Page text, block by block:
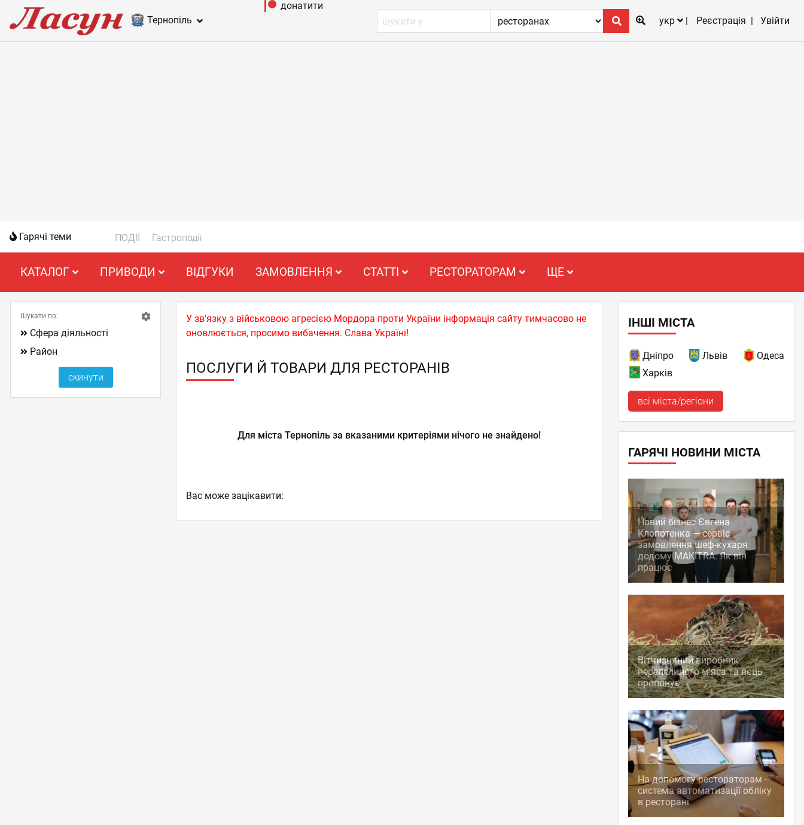
Тернопіль
донатити
укр
Реєстрація Увійти
Гарячі теми ПОДІЇ Гастроподії
КАТАЛОГ ПРИВОДИ ВІДГУКИ ЗАМОВЛЕННЯ СТАТТІ РЕСТОРАТОРАМ ЩЕ
У зв'язку з військовою агресією Мордора проти України інформація сайту тимчасово не
оновлюється, просимо вибачення. Слава Україні!
ПОСЛУГИ Й ТОВАРИ ДЛЯ РЕСТОРАНІВ
Для міста Тернопіль за вказаними критеріями нічого не знайдено!
Шукати по:
Сфера діяльності
Район
Вас може зацікавити:
ІНШІ МІСТА
Дніпро Львів
Одеса
Харків
всі міста/регіони
ГАРЯЧІ НОВИНИ МІСТА
Новий бізнес Євгена
Клопотенка — сервіс
замовлення шеф-кухаря
додому MAKITRA. Як він
працює
Вітчизняний виробник
перепелиного м'яса та яєць
пропонує
На допомогу рестораторам -
система автоматизації обліку
в ресторані